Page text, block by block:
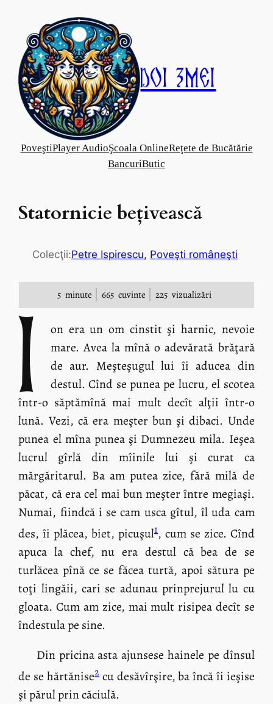
content
Doi Zmei
PoveştiPlayer AudioŞcoala OnlineReţete de Bucătărie
BancuriButic
Statornicie beţivească
Colecţii:Petre Ispirescu, Poveşti româneşti
5 minute 665 cuvinte 225 vizualizări
I
on era un om cinstit şi harnic, nevoie
mare. Avea la mînă o adevărată brăţară
de aur. Meşteşugul lui îi aducea din
destul. Cînd se punea pe lucru, el scotea
într-o săptămînă mai mult decît alţii într-o
lună. Vezi, că era meşter bun şi dibaci. Unde
punea el mîna punea şi Dumnezeu mila. Ieşea
lucrul gîrlă din mîinile lui şi curat ca
mărgăritarul. Ba am putea zice, fără milă de
păcat, că era cel mai bun meşter între megiaşi.
Numai, fiindcă i se cam usca gîtul, îl uda cam
des, îi plăcea, biet, picuşul1, cum se zice. Cînd
apuca la chef, nu era destul că bea de se
turlăcea pînă ce se făcea turtă, apoi sătura pe
toţi lingăii, cari se adunau prinprejurul lu cu
gloata. Cum am zice, mai mult risipea decît se
îndestula pe sine.
Din pricina asta ajunsese hainele pe dînsul
de se hărtănise2cu desăvîrşire, ba încă îi ieşise
şi părul prin căciulă.